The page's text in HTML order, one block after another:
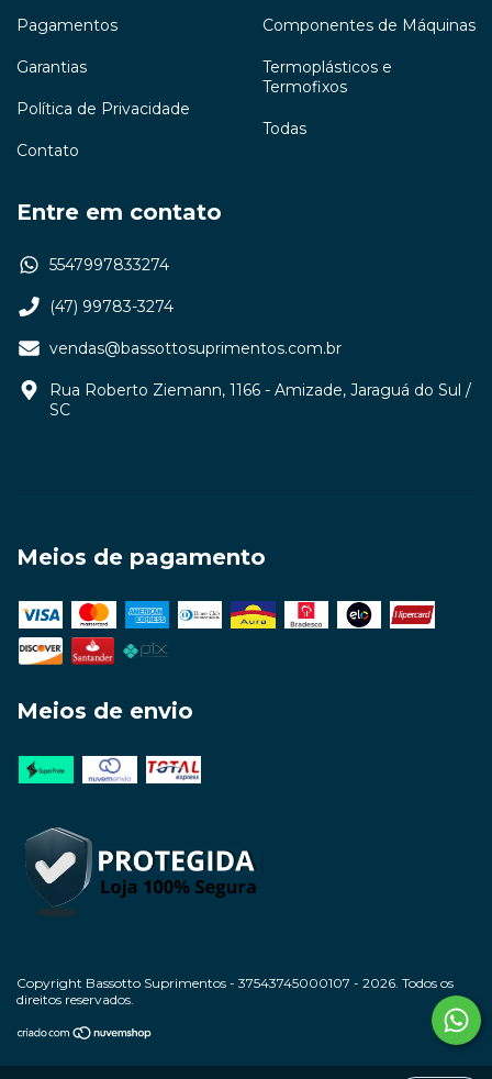
Pagamentos
Garantias
Política de Privacidade
Contato
Componentes de Máquinas
Termoplásticos e
Termofixos
Todas
Entre em contato
5547997833274
(47) 99783-3274
vendas@bassottosuprimentos.com.br
Rua Roberto Ziemann, 1166 - Amizade, Jaraguá do Sul /
SC
Meios de pagamento
Meios de envio
Copyright Bassotto Suprimentos - 37543745000107 - 2026. Todos os
direitos reservados.